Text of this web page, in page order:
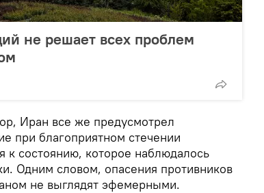
не решает всех проблем
Иран все же предусмотрел
при благоприятном стечении
к состоянию, которое наблюдалось
Одним словом, опасения противников
не выглядят эфемерными.